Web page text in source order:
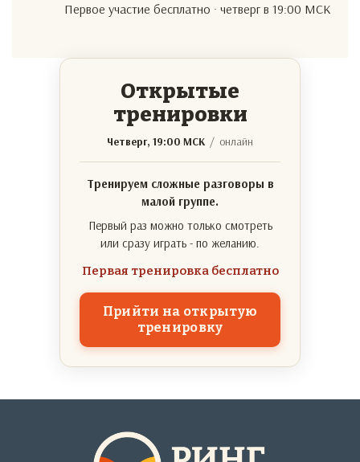
Первое участие бесплатно · четверг в 19:00 МСК
Открытые
тренировки
Четверг, 19:00 МСК / онлайн
Тренируем сложные разговоры в
малой группе.
Первый раз можно только смотреть
или сразу играть - по желанию.
Первая тренировка бесплатно
Прийти на открытую
тренировку